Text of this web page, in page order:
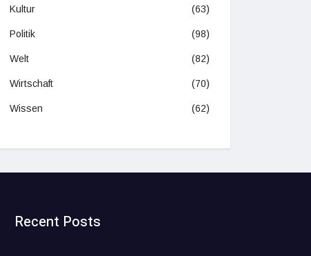
Kultur (63)
Politik (98)
Welt (82)
Wirtschaft (70)
Wissen (62)
Recent Posts